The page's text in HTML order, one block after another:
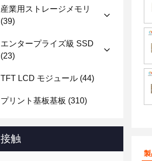
産業用ストレージメモリ
(39)
エンタープライズ級 SSD
(23)
TFT LCD モジュール (44)
プリント基板基板 (310)
接触